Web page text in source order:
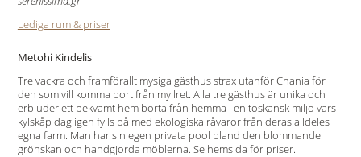
Lediga rum & priser
Metohi Kindelis
Tre vackra och framförallt mysiga gästhus strax utanför Chania för
den som vill komma bort från myllret. Alla tre gästhus är unika och
erbjuder ett bekvämt hem borta från hemma i en toskansk miljö vars
kylskåp dagligen fylls på med ekologiska råvaror från deras alldeles
egna farm. Man har sin egen privata pool bland den blommande
grönskan och handgjorda möblerna. Se hemsida för priser.